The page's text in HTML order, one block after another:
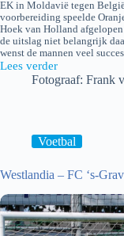
EK in Moldavië tegen
voorbereiding speelde
Hoek van Holland
de uitslag niet belangrijk
wenst de mannen veel
Lees verder
Beach
RugbyFotograaf: Frank
Voetbal
Westlandia – FC ‘s-